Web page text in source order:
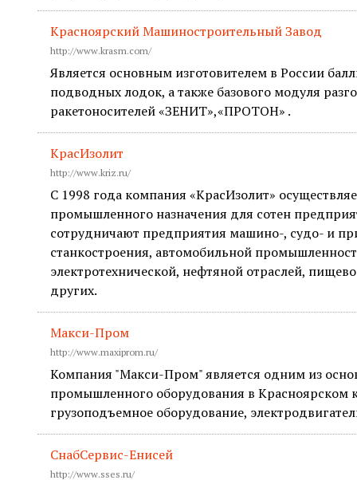
Красноярский Машиностроительный Завод
http://www.krasm.com/
Является основным изготовителем в России
подводных лодок, а также базового модуля
ракетоносителей «ЗЕНИТ»,«ПРОТОН» .
КрасИзолит
http://www.kriz.ru/
С 1998 года компания «КрасИзолит»
промышленного назначения для сотен
сотрудничают предприятия машино-, судо- и
станкостроения, автомобильной
электротехнической, нефтяной отраслей,
других.
Макси-Пром
http://www.maxiprom.ru/
Компания "Макси-Пром" является одним из
промышленного оборудования в Красноярском
грузоподъемное оборудование,
СнабСервис-Енисей
http://www.sses.ru/